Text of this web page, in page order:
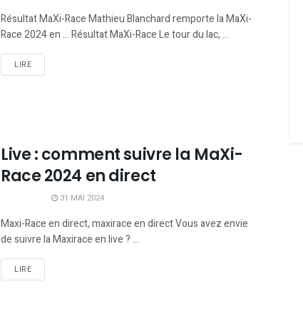
Résultat MaXi-Race Mathieu Blanchard remporte la MaXi-
Race 2024 en ... Résultat MaXi-Race Le tour du lac, ...
LIRE
Live : comment suivre la MaXi-
Race 2024 en direct
31 MAI 2024
Maxi-Race en direct, maxirace en direct Vous avez envie
de suivre la Maxirace en live ? ...
LIRE